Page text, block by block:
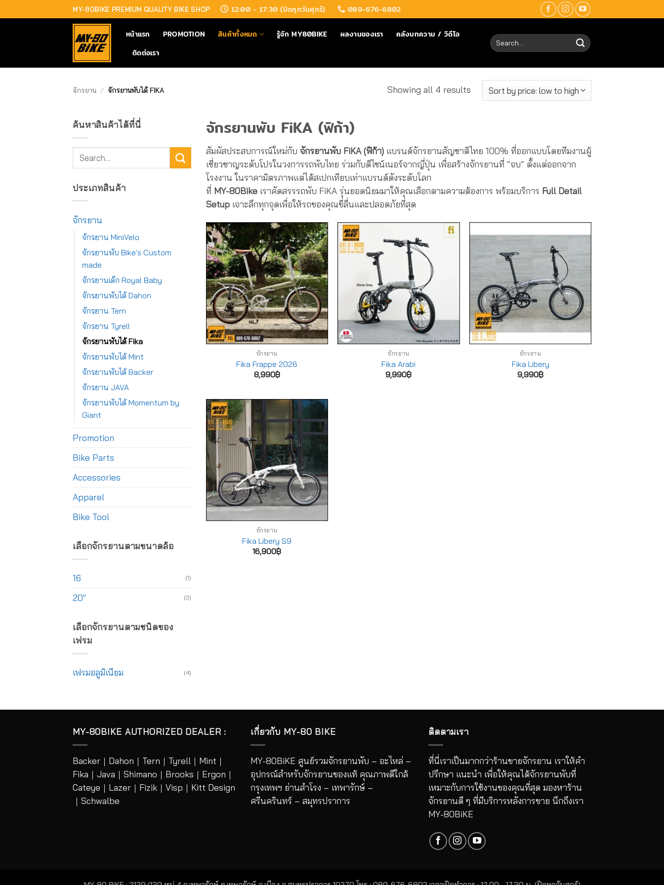
to
MY-80BIKE PREMIUM QUALITY BIKE SHOP 12:00 - 17:30 (ปิดทุกวันศุกร์) 089-676-6802
หน้าแรก PROMOTION สินค้าทั้งหมด รู้จัก MY80BIKE ผลงานของเรา
คลังบทความ / วิดีโอ
ติดต่อเรา
Search
for:
จักรยาน / จักรยานพับได้ FIKA Showing all 4 results Sorted
high
ค้นหาสินค้าได้ที่นี่
Search
ประเภทสินค้า
จักรยาน
จักรยาน MiniVelo
จักรยานพับ Bike's Custom
made
จักรยานเด็ก Royal Baby
จักรยานพับได้ Dahon
จักรยาน Tern
จักรยาน Tyrell
จักรยานพับได้ Fika
จักรยานพับได้ Mint
จักรยานพับได้ Backer
จักรยาน JAVA
จักรยานพับได้ Momentum by
Giant
Promotion
Bike Parts
Accessories
Apparel
Bike Tool
เลือกจักรยานตามขนาดล้อ
16 (1)
20" (3)
เลือกจักรยานตามชนิดของ
เฟรม
เฟรมอลูมิเนียม (4)
จักรยานพับ FiKA (ฟิก้า)
สัมผัสประสบการณ์ใหม่กับ จักรยานพับ FiKA (ฟิก้า) แบรนด์จักรยานสัญชาติไทย 100% ที่ออกแบบโดยทีมงานผู้
เชี่ยวชาญระดับโปรในวงการรถพับไทย ร่วมกับดีไซน์เนอร์จากญี่ปุ่น เพื่อสร้างจักรยานที่ “จบ” ตั้งแต่ออกจาก
โรงงาน ในราคามิตรภาพแต่ได้สเปกเทียบเท่าแบรนด์ดังระดับโลก
ที่ MY-80Bike เราคัดสรรรถพับ FiKA รุ่นยอดนิยมมาให้คุณเลือกตามความต้องการ พร้อมบริการ Full Detail
Setup เจาะลึกทุกจุดเพื่อให้รถของคุณขี่ลื่นและปลอดภัยที่สุด
จักรยาน
Fika Frappe 2026
8,990฿
จักรยาน
Fika Arabi
9,990฿
จักรยาน
Fika Libery
9,990฿
จักรยาน
Fika Libery S9
16,900฿
MY-80BIKE AUTHORIZED DEALER :
Backer ｜ Dahon ｜ Tern ｜ Tyrell ｜ Mint ｜
Fika ｜ Java ｜ Shimano ｜ Brooks ｜ Ergon ｜
Cateye ｜ Lazer ｜Fizik｜Visp｜Kitt Design
｜ Schwalbe
เกี่ยวกับ MY-80 BIKE
MY-80BiKE ศูนย์รวมจักรยานพับ – อะไหล่ –
อุปกรณ์สำหรับจักรยานของแท้ คุณภาพดีใกล้
กรุงเทพฯ ย่านสำโรง – เทพารักษ์ –
ศรีนครินทร์ – สมุทรปราการ
ติดตามเรา
ที่นี่เราเป็นมากกว่าร้านขายจักรยาน เราให้คำ
ปรึกษา แนะนำ เพื่อให้คุณได้จักรยานพับที่
เหมาะกับการใช้งานของคุณที่สุด มองหาร้าน
จักรยานดี ๆ ที่มีบริการหลังการขาย นึกถึงเรา
MY-80BiKE